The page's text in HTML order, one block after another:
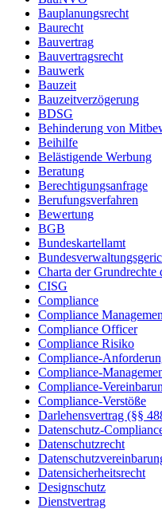
Bauplanungsrecht
Baurecht
Bauvertrag
Bauvertragsrecht
Bauwerk
Bauzeit
Bauzeitverzögerung
BDSG
Behinderung von
Beihilfe
Belästigende Werbung
Beratung
Berechtigungsanfrage
Berufungsverfahren
Bewertung
BGB
Bundeskartellamt
Charta der Grundrechte
CISG
Compliance
Compliance
Compliance Officer
Compliance Risiko
Compliance-
Compliance-
Compliance-
Compliance-Verstöße
Darlehensvertrag (§§
Datenschutz-
Datenschutzrecht
Datensicherheitsrecht
Designschutz
Dienstvertrag